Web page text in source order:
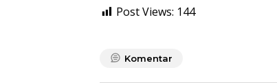
Post Views: 144
Komentar